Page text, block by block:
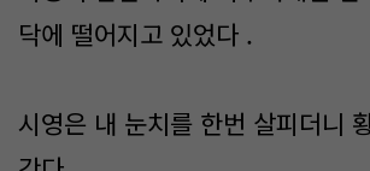
닥에 떨어지고 있었다 .
시영은 내 눈치를 한번 살피더니